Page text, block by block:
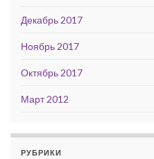
Декабрь 2017
Ноябрь 2017
Октябрь 2017
Март 2012
РУБРИКИ